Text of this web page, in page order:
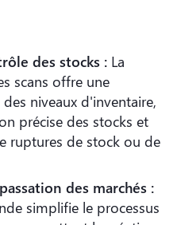
des stocks : La
scans offre une
niveaux d'inventaire,
précise des stocks et
ruptures de stock ou de
des marchés :
simplifie le processus